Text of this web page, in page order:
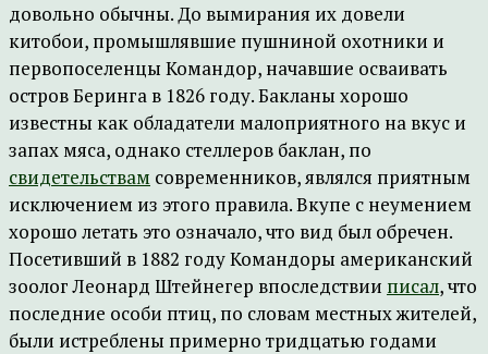
довольно обычны. До вымирания их довели
китобои, промышлявшие пушниной охотники и
первопоселенцы Командор, начавшие осваивать
остров Беринга в 1826 году. Бакланы хорошо
известны как обладатели малоприятного на вкус и
запах мяса, однако стеллеров баклан, по
свидетельствам современников, являлся приятным
исключением из этого правила. Вкупе с неумением
хорошо летать это означало, что вид был обречен.
Посетивший в 1882 году Командоры американский
зоолог Леонард Штейнегер впоследствии писал, что
последние особи птиц, по словам местных жителей,
были истреблены примерно тридцатью годами